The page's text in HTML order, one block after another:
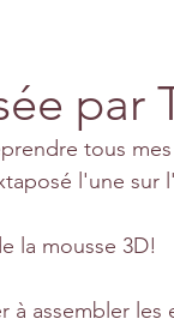
par
tous
l'une sur
la mousse 3D!
à assembler les